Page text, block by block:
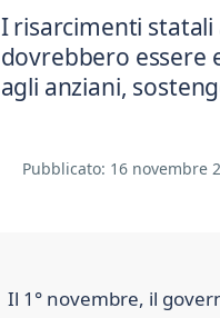
I risarcimenti
dovrebbero essere
Pubblicato: 16 novembre
Il 1° novembre, il